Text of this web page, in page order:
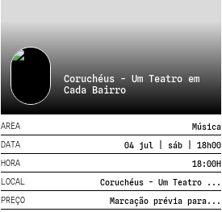
Coruchéus - Um Teatro em
Cada Bairro
AREA
Música
DATA
04 jul | sáb | 18h00
HORA
18:00H
LOCAL
Coruchéus - Um Teatro ...
PREÇO
Marcação prévia para...